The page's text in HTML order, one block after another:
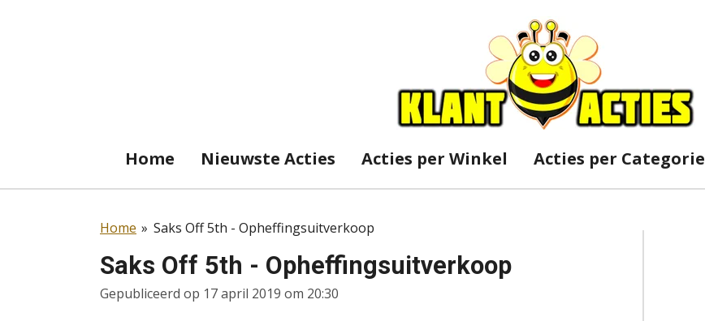
Home Nieuwste Acties Acties per Winkel Acties per Categorie
Home » Saks Off 5th - Opheffingsuitverkoop
Saks Off 5th - Opheffingsuitverkoop
Gepubliceerd op 17 april 2019 om 20:30